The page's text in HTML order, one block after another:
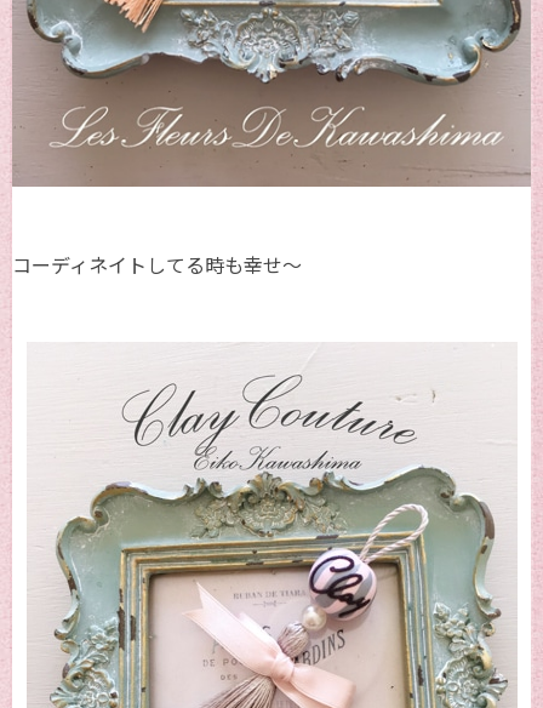
コーディネイトしてる時も幸せ～